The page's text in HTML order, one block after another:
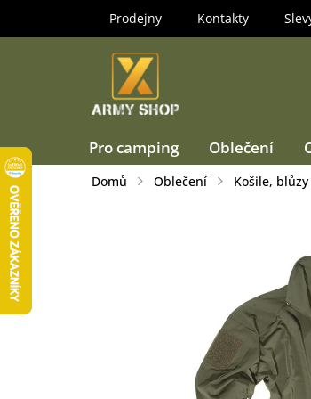
Prodejny Kontakty
Pro camping Oblečení
Domů Oblečení Košile, blůzy